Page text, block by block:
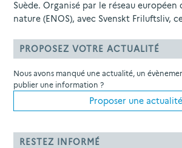
Suède. Organisé par le réseau européen
nature (ENOS), avec Svenskt Friluftsliv,
PROPOSEZ VOTRE ACTUALITÉ
Nous avons manqué une actualité, un
publier une information ?
Proposer une actualité
RESTEZ INFORMÉ